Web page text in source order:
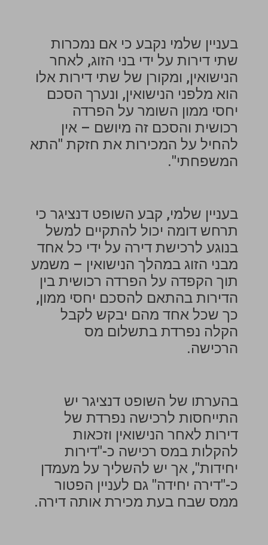
בעניין שלמי נקבע כי אם נמכרות
שתי דירות על ידי בני הזוג, לאחר
הנישואין, ומקורן של שתי דירות אלו
הוא מלפני הנישואין, ונערך הסכם
יחסי ממון השומר על הפרדה
רכושית והסכם זה מיושם – אין
להחיל על המכירות את חזקת "התא
המשפחתי".
בעניין שלמי, קבע השופט דנציגר כי
תרחש דומה יכול להתקיים למשל
בנוגע לרכישת דירה על ידי כל אחד
מבני הזוג במהלך הנישואין – משמע
תוך הקפדה על הפרדה רכושית בין
הדירות בהתאם להסכם יחסי ממון,
כך שכל אחד מהם יבקש לקבל
הקלה נפרדת בתשלום מס
הרכישה.
בהערתו של השופט דנציגר יש
התייחסות לרכישה נפרדת של
דירות לאחר הנישואין וזכאות
להקלות במס רכישה כ-"דירות
יחידות", אך יש להשליך על מעמדן
כ-"דירה יחידה" גם לעניין הפטור
ממס שבח בעת מכירת אותה דירה.